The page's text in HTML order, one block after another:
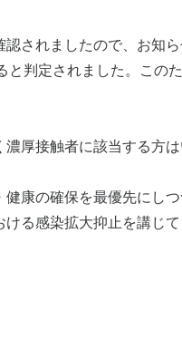
されましたので、お知ら
判定されました。この
厚接触者に該当する方
康の確保を最優先にしつ
る感染拡大抑止を講じて